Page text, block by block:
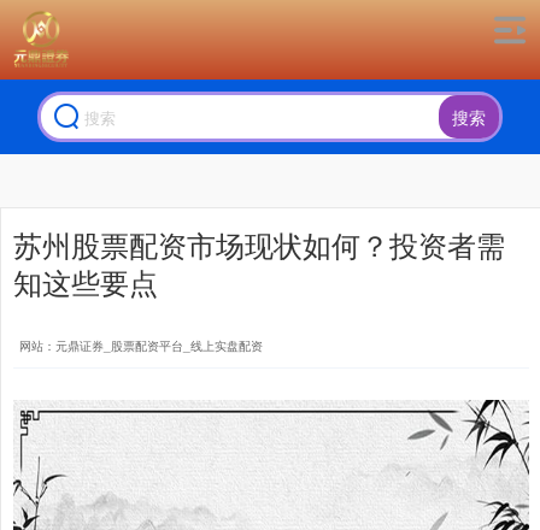
搜索
苏州股票配资市场现状如何？投资者需
知这些要点
网站：元鼎证券_股票配资平台_线上实盘配资